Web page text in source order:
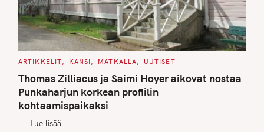
C
T
E
G
O
R
I
S
ARTIKKELIT KANSI MATKALLA UUTISET
Thomas Zilliacus ja Saimi Hoyer aikovat nostaa
Punkaharjun korkean profiilin
kohtaamispaikaksi
Lue lisää